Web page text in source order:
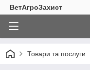
ВетАгроЗахист
Товари та послуги